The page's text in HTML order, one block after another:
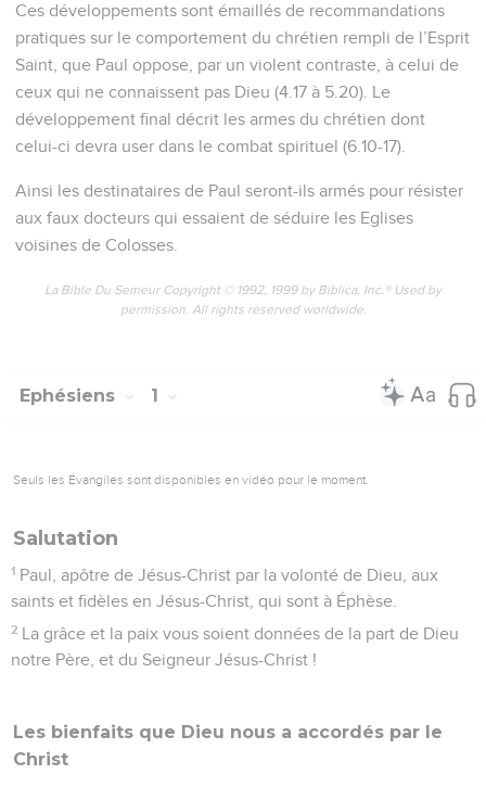
Ces développements sont émaillés de recommandations
pratiques sur le comportement du chrétien rempli de l’Esprit
Saint, que Paul oppose, par un violent contraste, à celui de
ceux qui ne connaissent pas Dieu (4.17 à 5.20). Le
développement final décrit les armes du chrétien dont
celui-ci devra user dans le combat spirituel (6.10-17).
Ainsi les destinataires de Paul seront-ils armés pour résister
aux faux docteurs qui essaient de séduire les Eglises
voisines de Colosses.
La Bible Du Semeur Copyright © 1992, 1999 by Biblica, Inc.® Used by
permission. All rights reserved worldwide.
Ephésiens 1
Seuls les Évangiles sont disponibles en vidéo pour le moment.
Salutation
1 Paul, apôtre de Jésus-Christ par la volonté de Dieu, aux
saints et fidèles en Jésus-Christ, qui sont à Éphèse.
2 La grâce et la paix vous soient données de la part de Dieu
notre Père, et du Seigneur Jésus-Christ !
Les bienfaits que Dieu nous a accordés par le
Christ